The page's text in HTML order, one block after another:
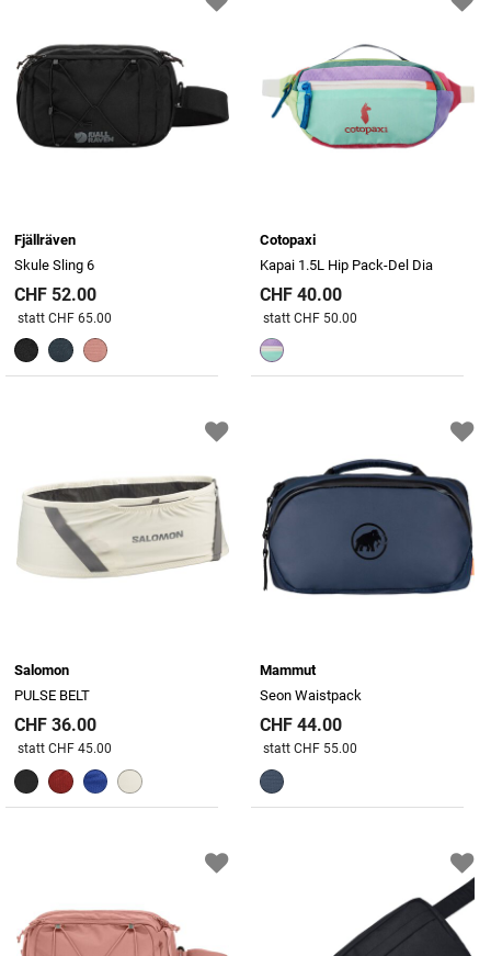
Fjällräven
Skule Sling 6
CHF 52.00
Preis reduziert von
statt CHF 65.00
Cotopaxi
Kapai 1.5L Hip Pack-Del Dia
CHF 40.00
Preis reduziert von
statt CHF 50.00
Salomon
PULSE BELT
CHF 36.00
Preis reduziert von
statt CHF 45.00
Mammut
Seon Waistpack
CHF 44.00
Preis reduziert von
statt CHF 55.00